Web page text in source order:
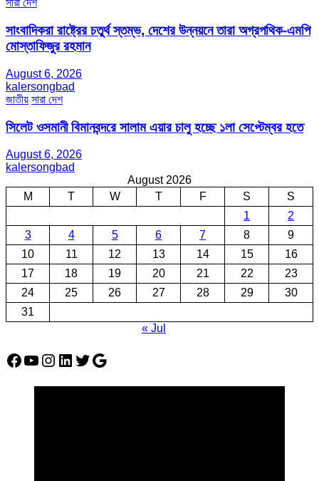
সারা দেশ
সাংবাদিকরা রাষ্ট্রের চতুর্থ স্তম্ভ, দেশের উন্নয়নে তারা অগ্রপথিক-এমপি
মোস্তাফিজুর রহমান
August 6, 2026
kalersongbad
জাতীয় সারা দেশ
সিলেট ওসমানী বিমানবন্দরে সালাম এয়ার চালু হচ্ছে ১লা সেপ্টেম্বর হতে
August 6, 2026
kalersongbad
August 2026
M
T W T F S
S
1
2
3
4 5 6 7 8
9
10
11 12 13 14 15
16
17
18 19 20 21 22
23
24
25 26 27 28 29
30
31
« Jul
Facebook
YouTube
Instagram
LinkedIn
Twitter
Google